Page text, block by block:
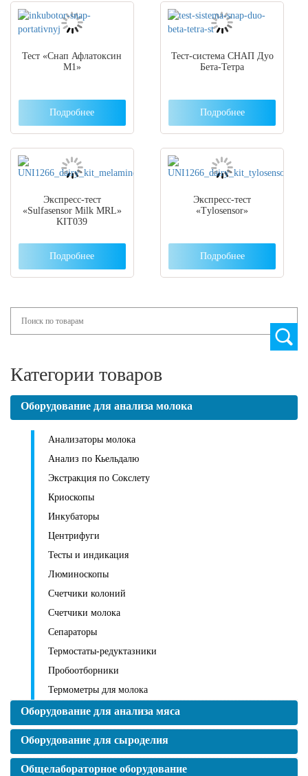
Тест «Снап Афлатоксин
М1»
Подробнее
Тест-система СНАП Дуо
Бета-Тетра
Подробнее
Экспресс-тест
«Sulfasensor Milk MRL»
KIT039
Подробнее
Экспресс-тест
«Тylosensor»
Подробнее
Категории товаров
Оборудование для анализа молока
Анализаторы молока
Анализ по Кьельдалю
Экстракция по Сокслету
Криоскопы
Инкубаторы
Центрифуги
Тесты и индикация
Люминоскопы
Счетчики колоний
Счетчики молока
Сепараторы
Термостаты-редуктазники
Пробоотборники
Термометры для молока
Оборудование для анализа мяса
Оборудование для сыроделия
Общелабораторное оборудование